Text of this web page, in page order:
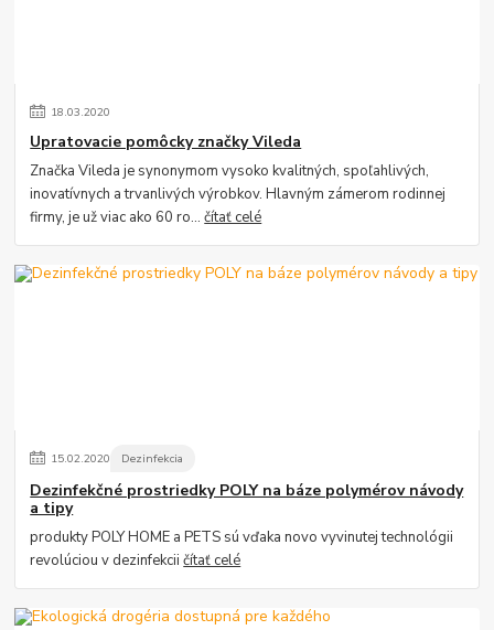
18.03.2020
Upratovacie pomôcky značky Vileda
Značka Vileda je synonymom vysoko kvalitných, spoľahlivých,
inovatívnych a trvanlivých výrobkov. Hlavným zámerom rodinnej
firmy, je už viac ako 60 ro...čítať celé
15.02.2020 Dezinfekcia
Dezinfekčné prostriedky POLY na báze polymérov návody
a tipy
produkty POLY HOME a PETS sú vďaka novo vyvinutej technológii
revolúciou v dezinfekciičítať celé